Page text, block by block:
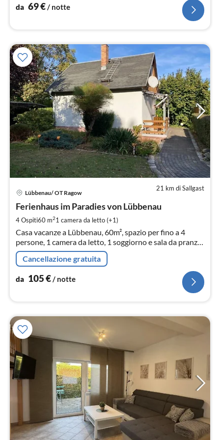
da 69€/ notte
21 km di Sallgast
Lübbenau/ OT Ragow
Ferienhaus im Paradies von Lübbenau
4 Ospiti60 m21 camera da letto (+1)
Casa vacanze a Lübbenau, 60m², spazio per fino a 4
persone, 1 camera da letto, 1 soggiorno e sala da pranzo
con divano letto, 1 cucina con fornello, forno, tostapane,
macchina da caffè e bollitore.
Cancellazione gratuita
da 105€/ notte